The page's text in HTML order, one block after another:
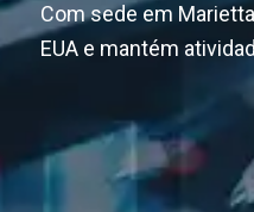
Com sede em
EUA e mantém